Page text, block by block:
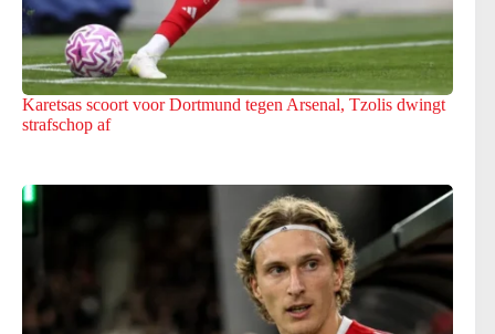
Karetsas scoort voor Dortmund tegen Arsenal, Tzolis dwingt
strafschop af